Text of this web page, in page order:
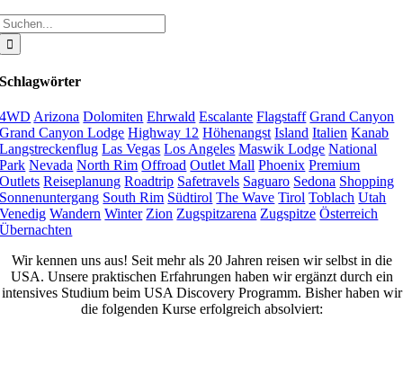
Schlagwörter
4WD Arizona Dolomiten Ehrwald Escalante Flagstaff Grand Canyon
Grand Canyon Lodge Highway 12 Höhenangst Island Italien Kanab
Langstreckenflug Las Vegas Los Angeles Maswik Lodge National
Park Nevada North Rim Offroad Outlet Mall Phoenix Premium
Outlets Reiseplanung Roadtrip Safetravels Saguaro Sedona Shopping
Sonnenuntergang South Rim Südtirol The Wave Tirol Toblach Utah
Venedig Wandern Winter Zion Zugspitzarena Zugspitze Österreich
Übernachten
Wir kennen uns aus! Seit mehr als 20 Jahren reisen wir selbst in die
USA. Unsere praktischen Erfahrungen haben wir ergänzt durch ein
intensives Studium beim USA Discovery Programm. Bisher haben wir
die folgenden Kurse erfolgreich absolviert: